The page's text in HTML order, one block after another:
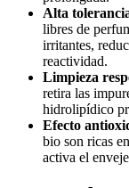
Alta
libres de
irritantes,
reactividad.
Limpieza
retira las
hidrolipídico
Efecto
bio son ricas
activa el